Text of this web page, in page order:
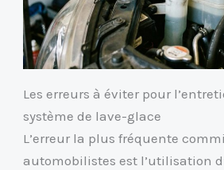
Les erreurs à éviter pour
système de lave-glace
L’erreur la plus fréquente
automobilistes est l’utilisation